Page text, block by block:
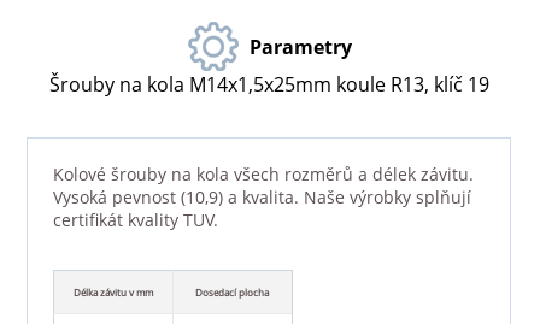
Parametry
Šrouby na kola M14x1,5x25mm koule R13, klíč 19
Kolové šrouby na kola všech rozměrů a délek závitu.
Vysoká pevnost (10,9) a kvalita. Naše výrobky splňují
certifikát kvality TUV.
Délka závitu v mm Dosedací plocha